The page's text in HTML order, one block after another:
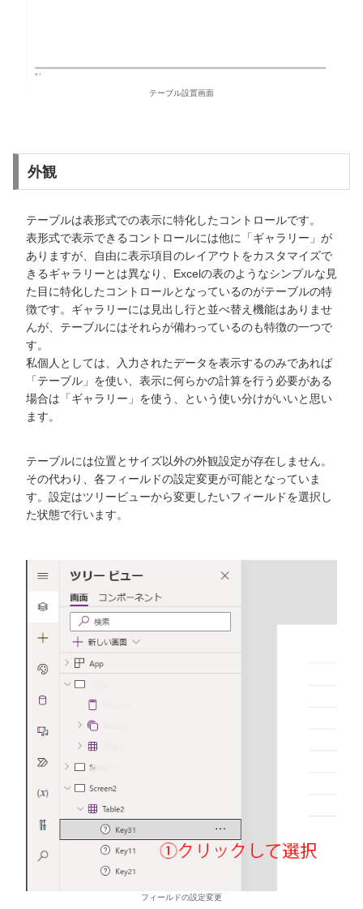
テーブル設置画面
外観
テーブルは表形式での表示に特化したコントロールです。
表形式で表示できるコントロールには他に「ギャラリー」が
ありますが、自由に表示項目のレイアウトをカスタマイズで
きるギャラリーとは異なり、Excelの表のようなシンプルな見
た目に特化したコントロールとなっているのがテーブルの特
徴です。ギャラリーには見出し行と並べ替え機能はありませ
んが、テーブルにはそれらが備わっているのも特徴の一つで
す。
私個人としては、入力されたデータを表示するのみであれば
「テーブル」を使い、表示に何らかの計算を行う必要がある
場合は「ギャラリー」を使う、という使い分けがいいと思い
ます。
テーブルには位置とサイズ以外の外観設定が存在しません。
その代わり、各フィールドの設定変更が可能となっていま
す。設定はツリービューから変更したいフィールドを選択し
た状態で行います。
フィールドの設定変更